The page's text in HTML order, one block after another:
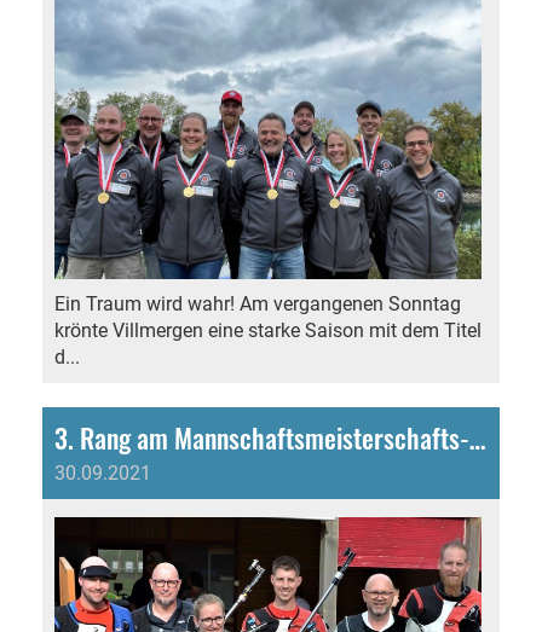
Ein Traum wird wahr! Am vergangenen Sonntag
krönte Villmergen eine starke Saison mit dem Titel
d...
3. Rang am Mannschaftsmeisterschafts-Final!!
30.09.2021